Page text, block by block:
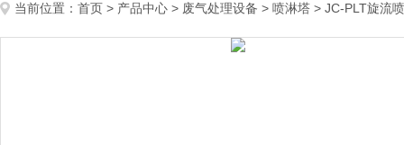
当前位置： 首页 > 产品中心 > 废气处理设备 > 喷淋塔 > JC-PLT旋流